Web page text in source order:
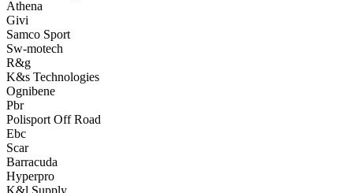
Athena
Givi
Samco Sport
Sw-motech
R&g
K&s Technologies
Ognibene
Pbr
Polisport Off Road
Ebc
Scar
Barracuda
Hyperpro
K&l Supply